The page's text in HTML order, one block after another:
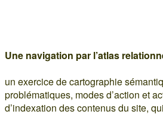
Une navigation par l’atlas
un exercice de cartographie
problématiques, modes d’action et
d’indexation des contenus du site,